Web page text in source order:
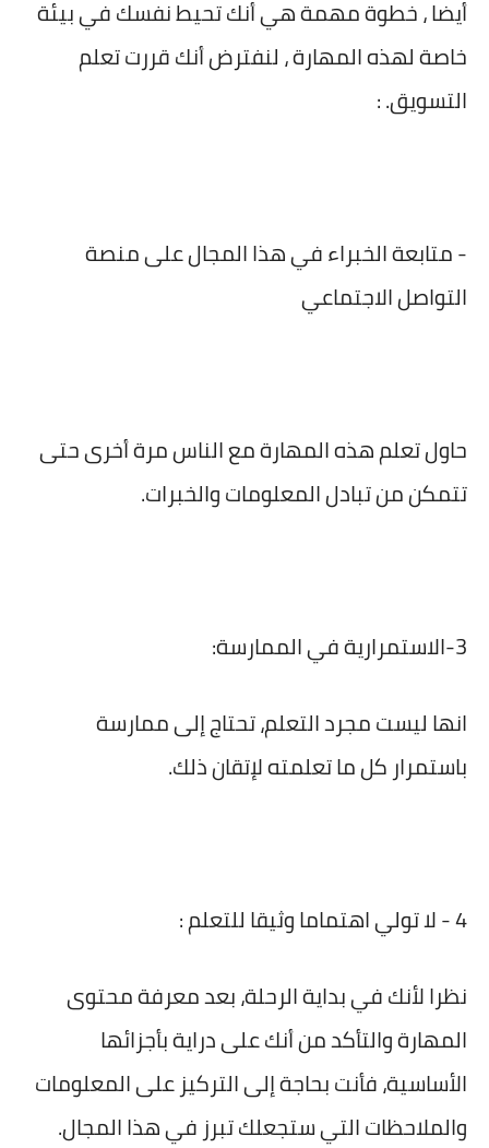
أيضا ، خطوة مهمة هي أنك تحيط نفسك في بيئة
خاصة لهذه المهارة ، لنفترض أنك قررت تعلم
التسويق. :
- متابعة الخبراء في هذا المجال على منصة
التواصل الاجتماعي
حاول تعلم هذه المهارة مع الناس مرة أخرى حتى
تتمكن من تبادل المعلومات والخبرات.
3-الاستمرارية في الممارسة:
انها ليست مجرد التعلم، تحتاج إلى ممارسة
باستمرار كل ما تعلمته لإتقان ذلك.
4 - لا تولي اهتماما وثيقا للتعلم :
نظرا لأنك في بداية الرحلة، بعد معرفة محتوى
المهارة والتأكد من أنك على دراية بأجزائها
الأساسية، فأنت بحاجة إلى التركيز على المعلومات
والملاحظات التي ستجعلك تبرز في هذا المجال.